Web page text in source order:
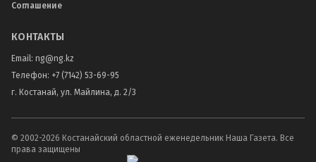
Соглашение
КОНТАКТЫ
Email: ng@ng.kz
Телефон: +7 (7142) 53-69-95
г. Костанай, ул. Майлина, д. 2/3
© 2002-2026 Костанайский областной еженедельник Наша Газета. Все
права защищены